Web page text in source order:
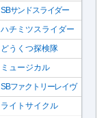
SBサンドスライダー
ハチミツスライダー
どうくつ探検隊
ミュージカル
SBファクトリーレイヴ
ライトサイクル